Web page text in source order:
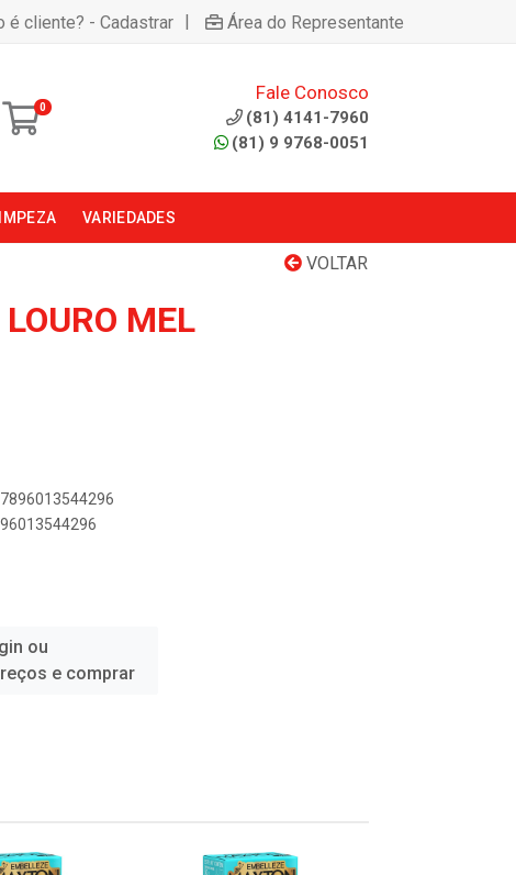
é cliente? - Cadastrar | Área do Representante
0
Fale Conosco
(81) 4141-7960
(81) 9 9768-0051
VARIEDADES
VOLTAR
MEL
ou
e comprar